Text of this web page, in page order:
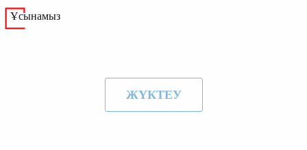
Ұсынамыз
ЖҮКТЕУ